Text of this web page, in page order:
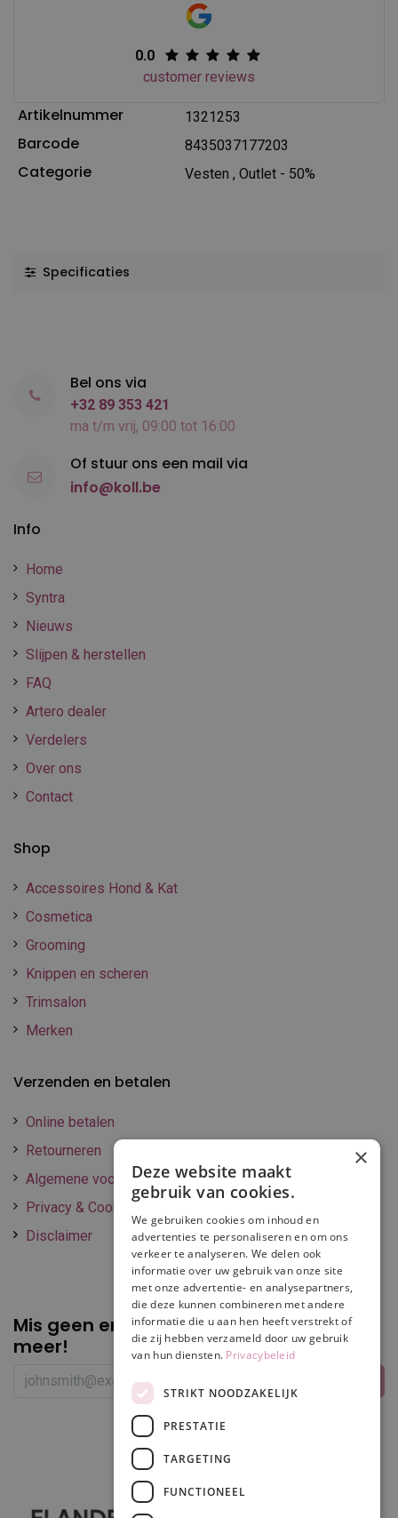
0.0
customer reviews
Artikelnummer 1321253
Barcode 8435037177203
Categorie Vesten , Outlet - 50%
Specificaties
Info
Home
Syntra
Nieuws
Slijpen & herstellen
FAQ
Artero dealer
Verdelers
Over ons
Contact
Shop
Accessoires Hond & Kat
Cosmetica
Grooming
Knippen en scheren
Trimsalon
Merken
Verzenden en betalen
Online betalen
Retourneren
Algemene voorwaarden
Privacy & Cookie policy
Disclaimer
Mis geen enkelepromotie of korting
meer!
Bel ons via
+32 89 353 421
ma t/m vrij, 09:00 tot 16:00
Of stuur ons een mail via
info@koll.be
×
Deze website maakt
gebruik van cookies.
We gebruiken cookies om inhoud en
advertenties te personaliseren en om ons
verkeer te analyseren. We delen ook
informatie over uw gebruik van onze site
met onze advertentie- en analysepartners,
die deze kunnen combineren met andere
informatie die u aan hen heeft verstrekt of
die zij hebben verzameld door uw gebruik
van hun diensten. Privacybeleid
STRIKT NOODZAKELIJK
PRESTATIE
TARGETING
FUNCTIONEEL